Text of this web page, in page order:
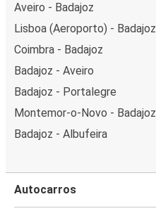
Aveiro - Badajoz
Lisboa (Aeroporto) - Badajoz
Coimbra - Badajoz
Badajoz - Aveiro
Badajoz - Portalegre
Montemor-o-Novo - Badajoz
Badajoz - Albufeira
Autocarros